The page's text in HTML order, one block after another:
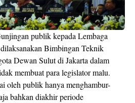
publik kepada Lembaga
Bimbingan Teknik
Dewan Sulut di Jakarta dalam
membuat para legislator malu.
oleh publik hanya menghambur-
bahkan diakhir periode